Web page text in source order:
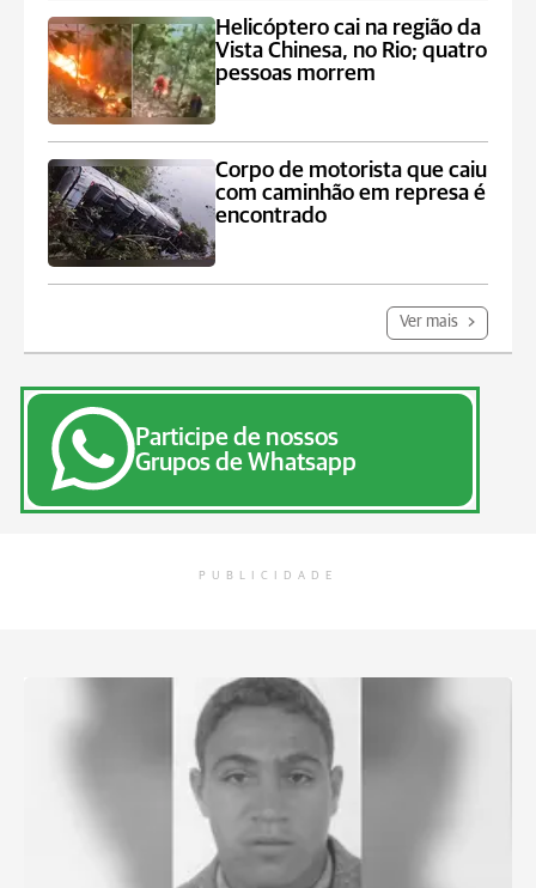
Helicóptero cai na região da
Vista Chinesa, no Rio; quatro
pessoas morrem
Corpo de motorista que caiu
com caminhão em represa é
encontrado
Ver mais
Participe de nossos
Grupos de Whatsapp
PUBLICIDADE